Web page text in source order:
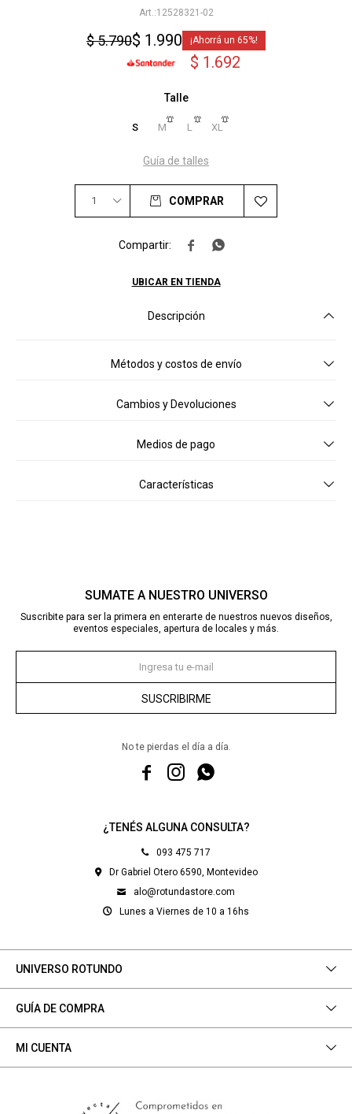
12528321-02
$ 1.990
$5.790 65
$ 1.692
Talle
S M L XL
Guía de talles
1 COMPRAR
 
UBICAR EN TIENDA
Descripción
Métodos y costos de envío
Cambios y Devoluciones
Medios de pago
Características
¿TENÉS ALGUNA CONSULTA?
093 475 717
Dr Gabriel Otero 6590, Montevideo
alo@rotundastore.com
Lunes a Viernes de 10 a 16hs
UNIVERSO ROTUNDO
GUÍA DE COMPRA
MI CUENTA
SUMATE A NUESTRO UNIVERSO
Suscribite para ser la primera en enterarte de nuestros nuevos diseños,
eventos especiales, apertura de locales y más.
SUSCRIBIRME
No te pierdas el día a día.
  